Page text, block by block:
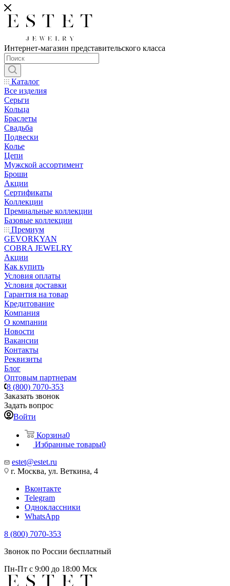
Интернет-магазин представительского класса
Каталог
Все изделия
Серьги
Кольца
Браслеты
Свадьба
Подвески
Колье
Цепи
Мужской ассортимент
Броши
Акции
Сертификаты
Коллекции
Премиальные коллекции
Базовые коллекции
Премиум
GEVORKYAN
COBRA JEWELRY
Акции
Как купить
Условия оплаты
Условия доставки
Гарантия на товар
Кредитование
Компания
О компании
Новости
Вакансии
Контакты
Реквизиты
Блог
Оптовым партнерам
8 (800) 7070-353
Заказать звонок
Задать вопрос
Войти
Корзина0
Избранные товары0
estet@estet.ru
г. Москва, ул. Веткина, 4
Вконтакте
Telegram
Одноклассники
WhatsApp
8 (800) 7070-353
Звонок по России бесплатный
Пн-Пт с 9:00 до 18:00 Мск